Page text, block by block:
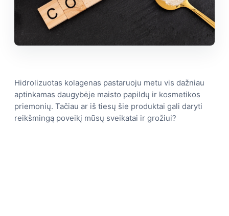
Hidrolizuotas kolagenas pastaruoju metu vis dažniau
aptinkamas daugybėje maisto papildų ir kosmetikos
priemonių. Tačiau ar iš tiesų šie produktai gali daryti
reikšmingą poveikį mūsų sveikatai ir grožiui?